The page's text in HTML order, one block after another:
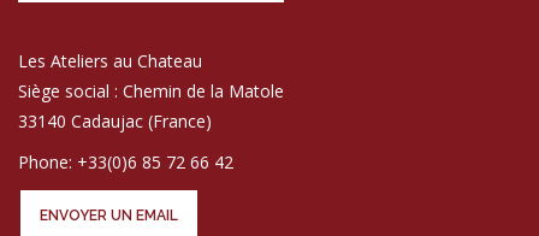
Les Ateliers au Chateau
Siège social : Chemin de la Matole
33140 Cadaujac (France)
Phone: +33(0)6 85 72 66 42
ENVOYER UN EMAIL